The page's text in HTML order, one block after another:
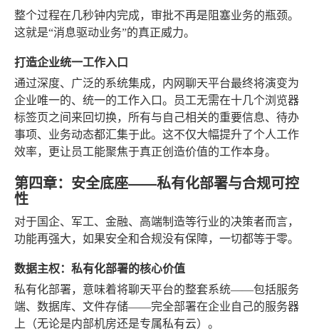
整个过程在几秒钟内完成，审批不再是阻塞业务的瓶颈。
这就是“消息驱动业务”的真正威力。
打造企业统一工作入口
通过深度、广泛的系统集成，内网聊天平台最终将演变为
企业唯一的、统一的工作入口。员工无需在十几个浏览器
标签页之间来回切换，所有与自己相关的重要信息、待办
事项、业务动态都汇集于此。这不仅大幅提升了个人工作
效率，更让员工能聚焦于真正创造价值的工作本身。
第四章：安全底座——私有化部署与合规可控
性
对于国企、军工、金融、高端制造等行业的决策者而言，
功能再强大，如果安全和合规没有保障，一切都等于零。
数据主权：私有化部署的核心价值
私有化部署，意味着将聊天平台的整套系统——包括服务
端、数据库、文件存储——完全部署在企业自己的服务器
上（无论是内部机房还是专属私有云）。